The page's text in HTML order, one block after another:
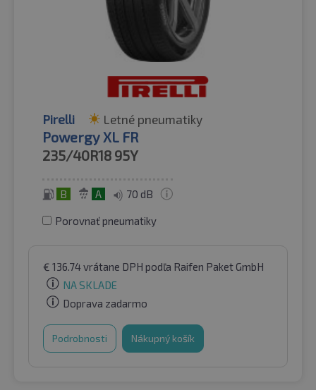
Pirelli Letné pneumatiky
Powergy XL FR
235/40R18 95Y
B A 70 dB
Porovnať pneumatiky
€ 136.74vrátane DPH podľa Raifen Paket GmbH
NA SKLADE
Doprava zadarmo
Podrobnosti Nákupný košík